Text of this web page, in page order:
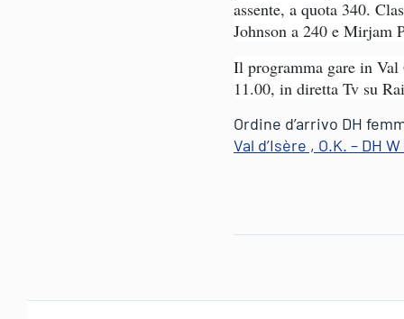
assente, a quota 340.
Johnson a 240 e Mirjam
Il programma gare in Val
11.00, in diretta Tv su
Ordine d’arrivo DH
Val d’Isère , O.K. – DH